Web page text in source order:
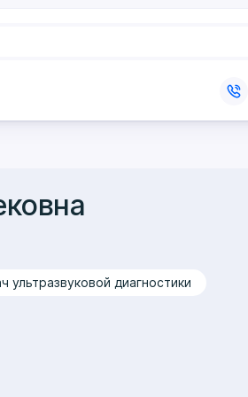
ультразвуковой диагностики